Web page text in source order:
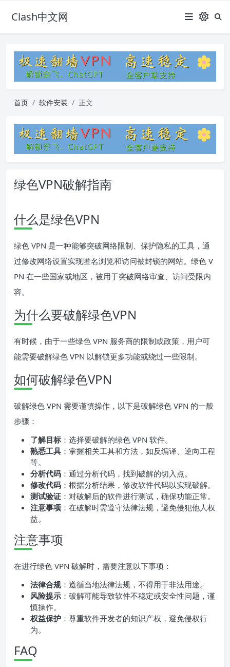
Clash中文网
首页 软件安装 正文
绿色VPN破解指南
什么是绿色VPN
绿色 VPN 是一种能够突破网络限制、保护隐私的工具，通
过修改网络设置实现匿名浏览和访问被封锁的网站。绿色 V
PN 在一些国家或地区，被用于突破网络审查、访问受限内
容。
为什么要破解绿色VPN
有时候，由于一些绿色 VPN 服务商的限制或政策，用户可
能需要破解绿色 VPN 以解锁更多功能或绕过一些限制。
如何破解绿色VPN
破解绿色 VPN 需要谨慎操作，以下是破解绿色 VPN 的一般
步骤：
了解目标 ：选择要破解的绿色 VPN 软件。
熟悉工具 ：掌握相关工具和方法，如反编译、逆向工程
等。
分析代码 ：通过分析代码，找到破解的切入点。
修改代码 ：根据分析结果，修改软件代码以实现破解。
测试验证 ：对破解后的软件进行测试，确保功能正常。
注意事项 ：在破解时需遵守法律法规，避免侵犯他人权
益。
注意事项
在进行绿色 VPN 破解时，需要注意以下事项：
法律合规：遵循当地法律法规，不得用于非法用途。
风险提示 ：破解可能导致软件不稳定或安全性问题，谨
慎操作。
权益保护 ：尊重软件开发者的知识产权，避免侵权行
为。
FAQ